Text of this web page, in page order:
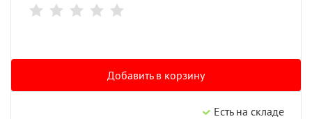
Добавить в корзину
Есть на складе